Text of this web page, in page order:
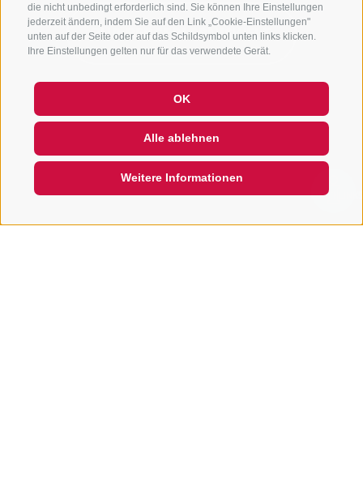
die nicht unbedingt erforderlich sind. Sie können Ihre Einstellungen
jederzeit ändern, indem Sie auf den Link „Cookie-Einstellungen"
unten auf der Seite oder auf das Schildsymbol unten links klicken.
Ihre Einstellungen gelten nur für das verwendete Gerät.
OK
Alle ablehnen
Weitere Informationen
ZUR BERGERLEBNISWELT
QUICKLINKS